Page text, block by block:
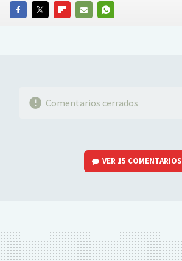
FACEBOOKTWITTERFLIPBOARD
E-
WHATSAPP
Comentarios cerrados
VER 15 COMENTARIOS